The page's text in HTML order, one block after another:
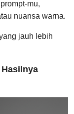
mu,
nuansa warna.
jauh lebih